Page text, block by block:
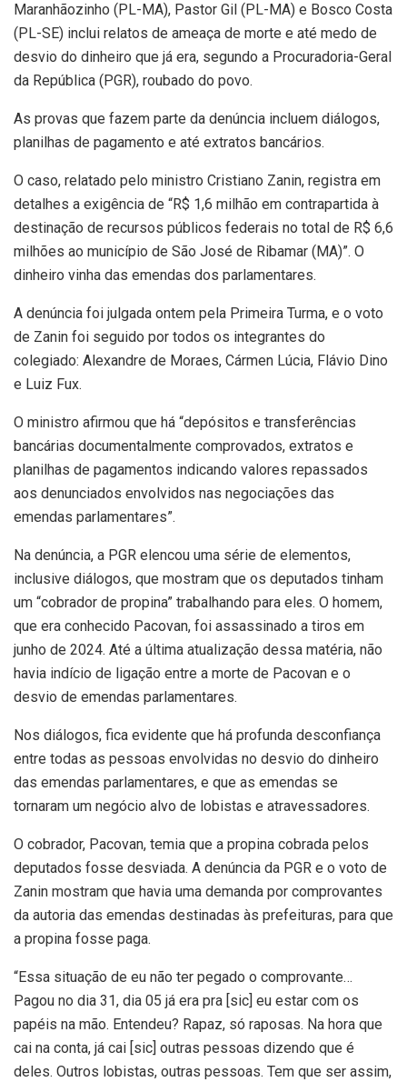
Maranhãozinho (PL-MA), Pastor Gil (PL-MA) e Bosco Costa
(PL-SE) inclui relatos de ameaça de morte e até medo de
desvio do dinheiro que já era, segundo a Procuradoria-Geral
da República (PGR), roubado do povo.
As provas que fazem parte da denúncia incluem diálogos,
planilhas de pagamento e até extratos bancários.
O caso, relatado pelo ministro Cristiano Zanin, registra em
detalhes a exigência de “R$ 1,6 milhão em contrapartida à
destinação de recursos públicos federais no total de R$ 6,6
milhões ao município de São José de Ribamar (MA)”. O
dinheiro vinha das emendas dos parlamentares.
A denúncia foi julgada ontem pela Primeira Turma, e o voto
de Zanin foi seguido por todos os integrantes do
colegiado: Alexandre de Moraes, Cármen Lúcia, Flávio Dino
e Luiz Fux.
O ministro afirmou que há “depósitos e transferências
bancárias documentalmente comprovados, extratos e
planilhas de pagamentos indicando valores repassados
aos denunciados envolvidos nas negociações das
emendas parlamentares”.
Na denúncia, a PGR elencou uma série de elementos,
inclusive diálogos, que mostram que os deputados tinham
um “cobrador de propina” trabalhando para eles. O homem,
que era conhecido Pacovan, foi assassinado a tiros em
junho de 2024. Até a última atualização dessa matéria, não
havia indício de ligação entre a morte de Pacovan e o
desvio de emendas parlamentares.
Nos diálogos, fica evidente que há profunda desconfiança
entre todas as pessoas envolvidas no desvio do dinheiro
das emendas parlamentares, e que as emendas se
tornaram um negócio alvo de lobistas e atravessadores.
O cobrador, Pacovan, temia que a propina cobrada pelos
deputados fosse desviada. A denúncia da PGR e o voto de
Zanin mostram que havia uma demanda por comprovantes
da autoria das emendas destinadas às prefeituras, para que
a propina fosse paga.
“Essa situação de eu não ter pegado o comprovante…
Pagou no dia 31, dia 05 já era pra [sic] eu estar com os
papéis na mão. Entendeu? Rapaz, só raposas. Na hora que
cai na conta, já cai [sic] outras pessoas dizendo que é
deles. Outros lobistas, outras pessoas. Tem que ser assim,